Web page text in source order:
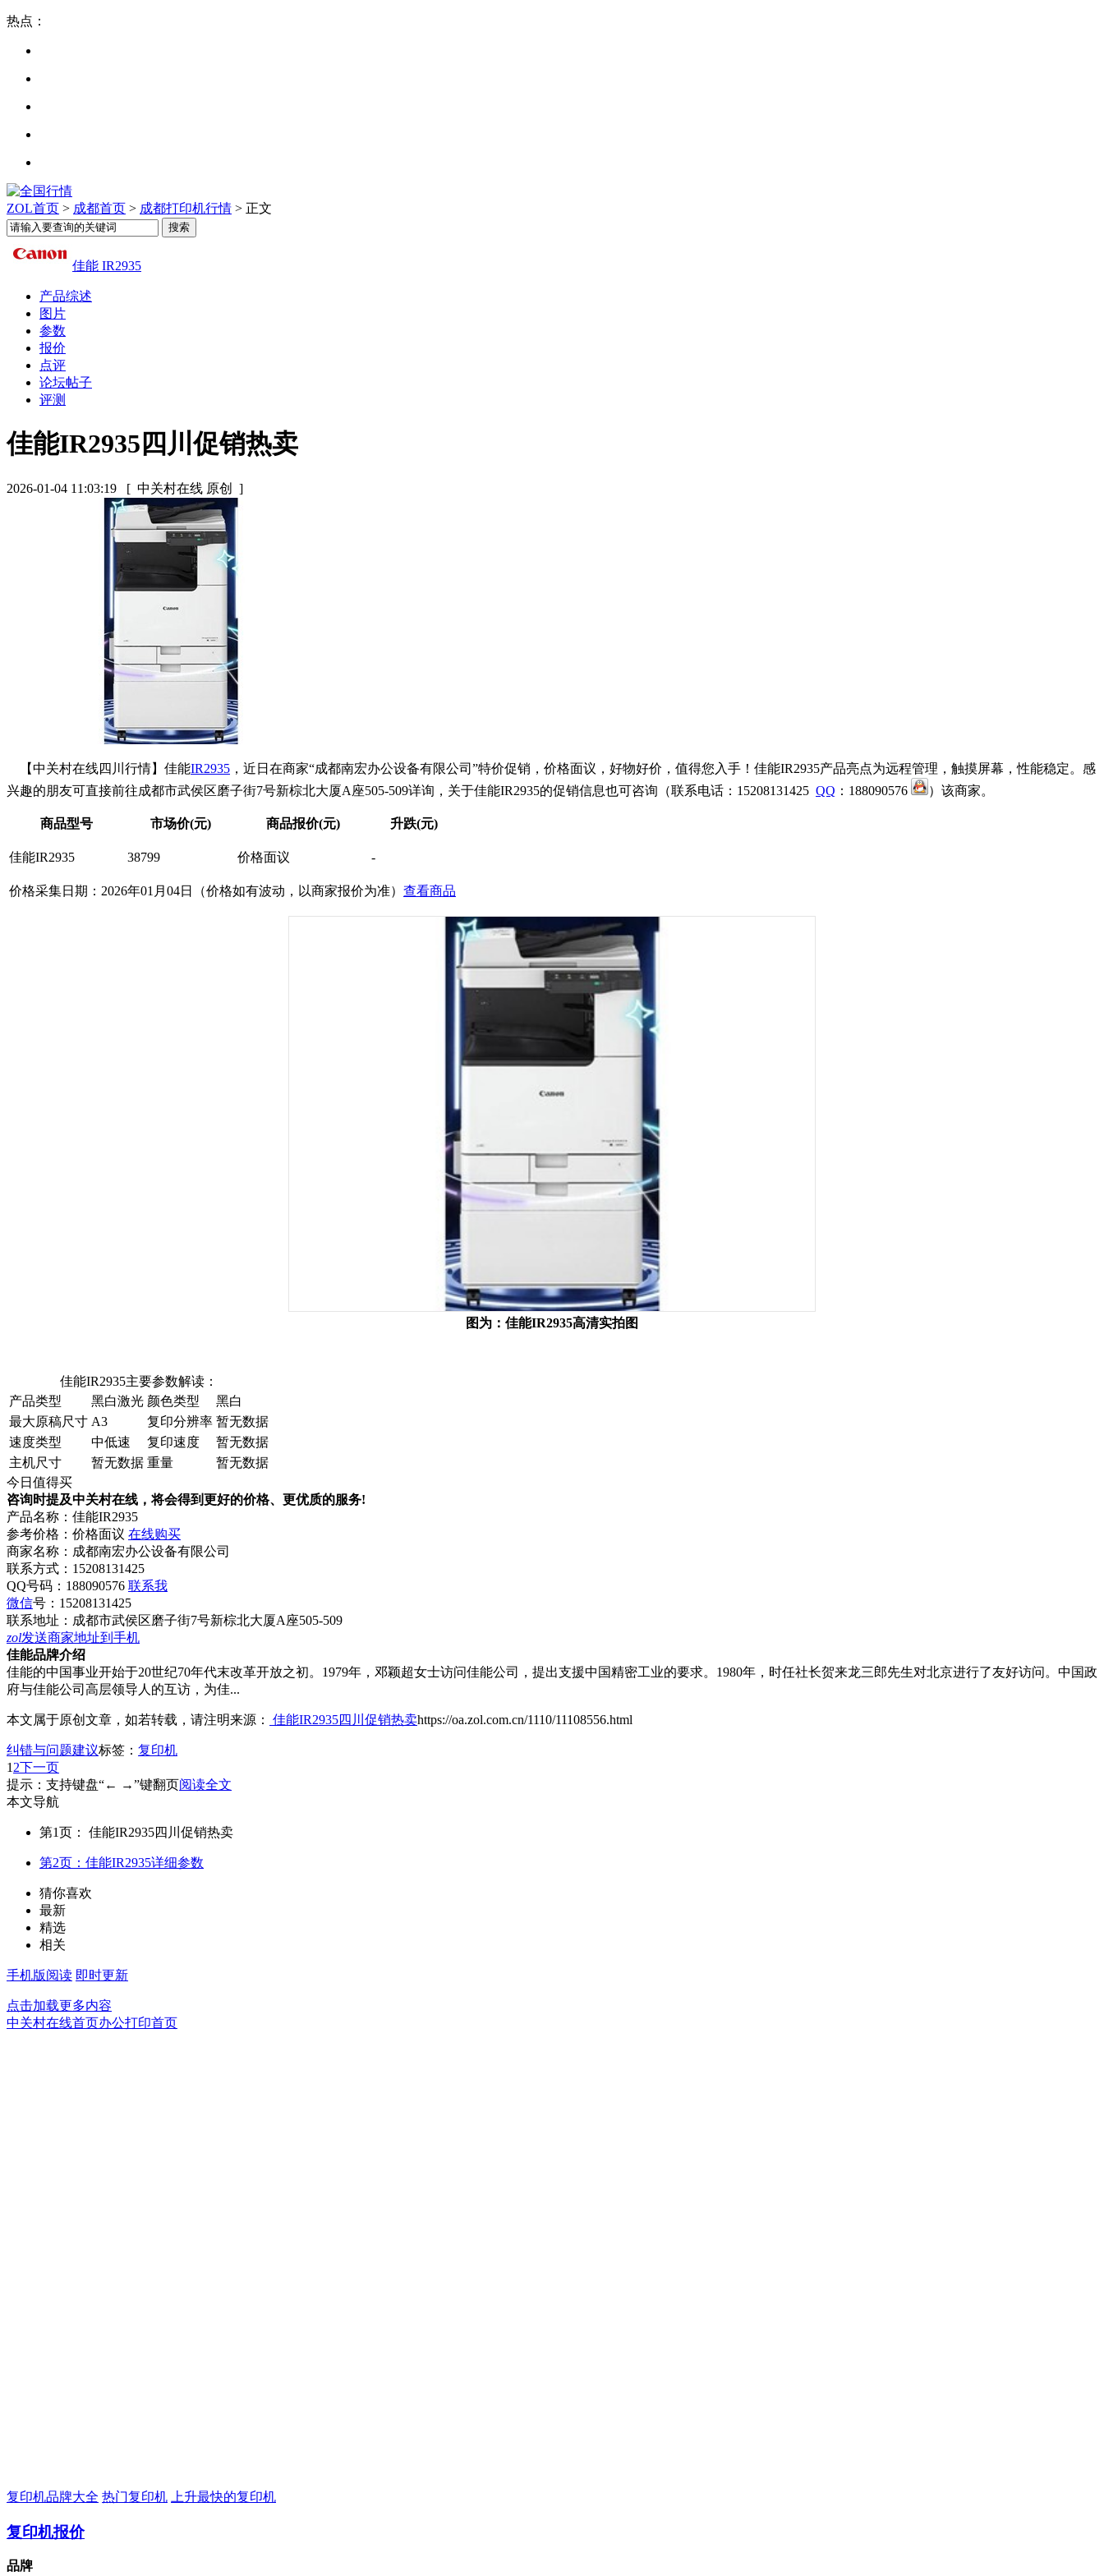
热点：
ZOL首页 > 成都首页 > 成都打印机行情 > 正文
佳能 IR2935
产品综述
图片
参数
报价
点评
论坛帖子
评测
佳能IR2935四川促销热卖
2026-01-04 11:03:19 [ 中关村在线 原创 ]
【中关村在线四川行情】佳能IR2935 ，近日在商家“成都南宏办公设备有限公司”特价促销，价格面议，好物好价，值得您入手！佳能IR2935产品亮点为远程管理，触摸屏幕，性能稳定。感
兴趣的朋友可直接前往成都市武侯区磨子街7号新棕北大厦A座505-509详询，关于佳能IR2935的促销信息也可咨询（联系电话：15208131425 QQ ：188090576 ）该商家。
商品型号 市场价(元) 商品报价(元) 升跌(元)
佳能IR2935 38799 价格面议 -
价格采集日期：2026年01月04日（价格如有波动，以商家报价为准） 查看商品
图为：佳能IR2935高清实拍图
佳能IR2935主要参数解读：
产品类型
黑白激光 颜色类型
黑白
最大原稿尺寸 A3 复印分辨率 暂无数据
速度类型
中低速 复印速度
暂无数据
主机尺寸
暂无数据 重量
暂无数据
今日值得买
咨询时提及中关村在线，将会得到更好的价格、更优质的服务!
产品名称： 佳能IR2935
参考价格： 价格面议 在线购买
商家名称： 成都南宏办公设备有限公司
联系方式： 15208131425
QQ号码：188090576 联系我
微信号： 15208131425
联系地址： 成都市武侯区磨子街7号新棕北大厦A座505-509
zol发送商家地址到手机
佳能品牌介绍
佳能的中国事业开始于20世纪70年代末改革开放之初。1979年，邓颖超女士访问佳能公司，提出支援中国精密工业的要求。1980年，时任社长贺来龙三郎先生对北京进行了友好访问。中国政
府与佳能公司高层领导人的互访，为佳...
本文属于原创文章，如若转载，请注明来源： 佳能IR2935四川促销热卖https://oa.zol.com.cn/1110/11108556.html
纠错与问题建议标签： 复印机
1 2下一页
提示：支持键盘“← →”键翻页阅读全文
本文导航
第1页： 佳能IR2935四川促销热卖
第2页：佳能IR2935详细参数
猜你喜欢
最新
精选
相关
手机版阅读 即时更新
点击加载更多内容
中关村在线首页办公打印首页
复印机品牌大全 热门复印机 上升最快的复印机
复印机报价
品牌